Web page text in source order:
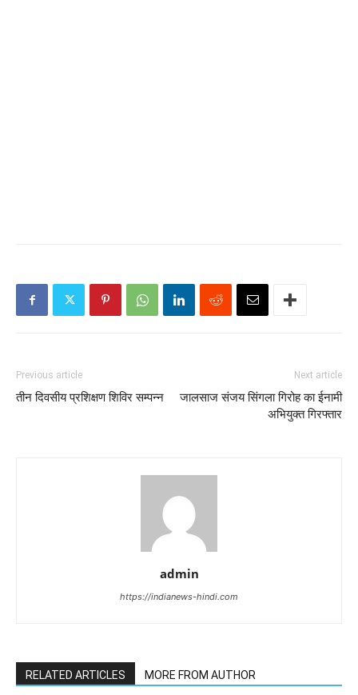
Previous article
तीन दिवसीय प्रशिक्षण शिविर सम्पन्न
Next article
जालसाज संजय सिंगला गिरोह का ईनामी
अभियुक्त गिरफ्तार
admin
https://indianews-hindi.com
RELATED ARTICLES MORE FROM AUTHOR